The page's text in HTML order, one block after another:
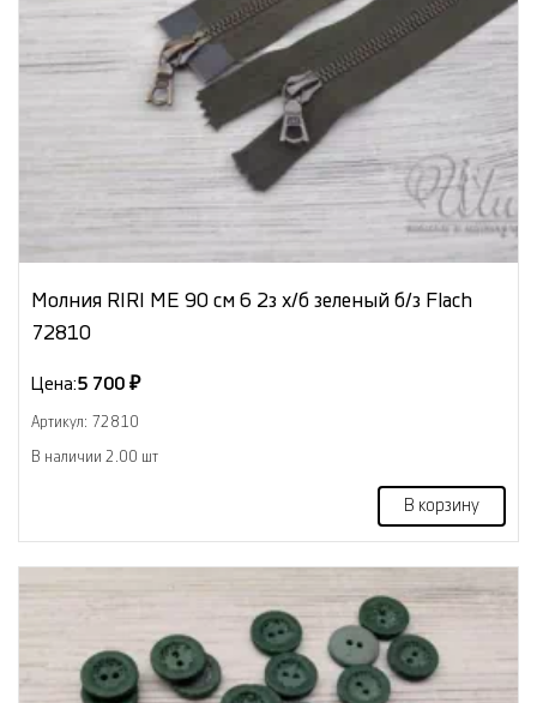
Молния RIRI МЕ 90 см 6 2з х/б зеленый б/з Flach
72810
Цена:5 700 ₽
Артикул: 72810
В наличии 2.00 шт
В корзину